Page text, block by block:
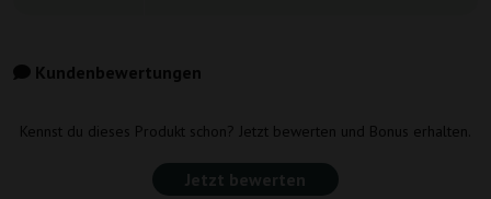
Kundenbewertungen
Kennst du dieses Produkt schon? Jetzt bewerten und Bonus erhalten.
Jetzt bewerten